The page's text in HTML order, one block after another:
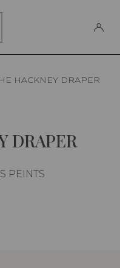
HACKNEY DRAPER
DRAPER
PEINTS